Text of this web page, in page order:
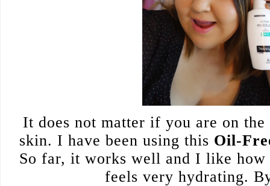
It does not matter if you are on
skin. I have been using this Oil-
So far, it works well and I like
feels very hydrating.